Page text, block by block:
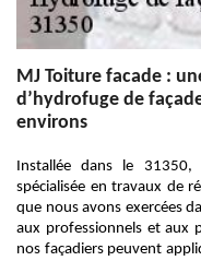
MJ Toiture facade :
d’hydrofuge de
environs
Installée dans le
spécialisée en travaux de
que nous avons exercées
aux professionnels et aux
nos façadiers peuvent